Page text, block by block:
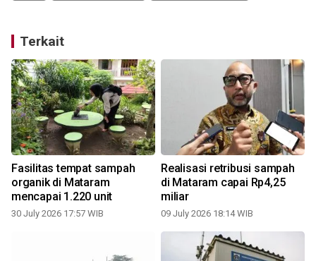
Terkait
Fasilitas tempat sampah
organik di Mataram
mencapai 1.220 unit
30 July 2026 17:57 WIB
Realisasi retribusi sampah
di Mataram capai Rp4,25
miliar
09 July 2026 18:14 WIB